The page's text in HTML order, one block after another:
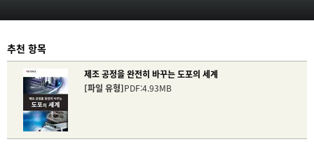
추천 항목
제조 공정을 완전히 바꾸는 도포의 세계
[파일 유형]PDF:4.93MB